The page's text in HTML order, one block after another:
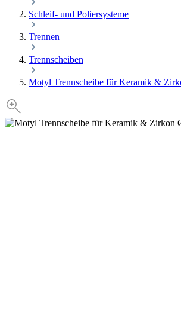
Schleif- und Poliersysteme
Trennen
Trennscheiben
Motyl Trennscheibe für Keramik &